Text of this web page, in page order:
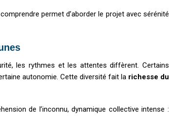
permet d’aborder le projet avec sérénité
les rythmes et les attentes diffèrent. Certains
autonomie. Cette diversité fait la richesse du
de l’inconnu, dynamique collective intense :